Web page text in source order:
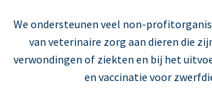
We ondersteunen veel non-
van veterinaire zorg aan dieren die
verwondingen of ziekten en bij het
en vaccinatie voor